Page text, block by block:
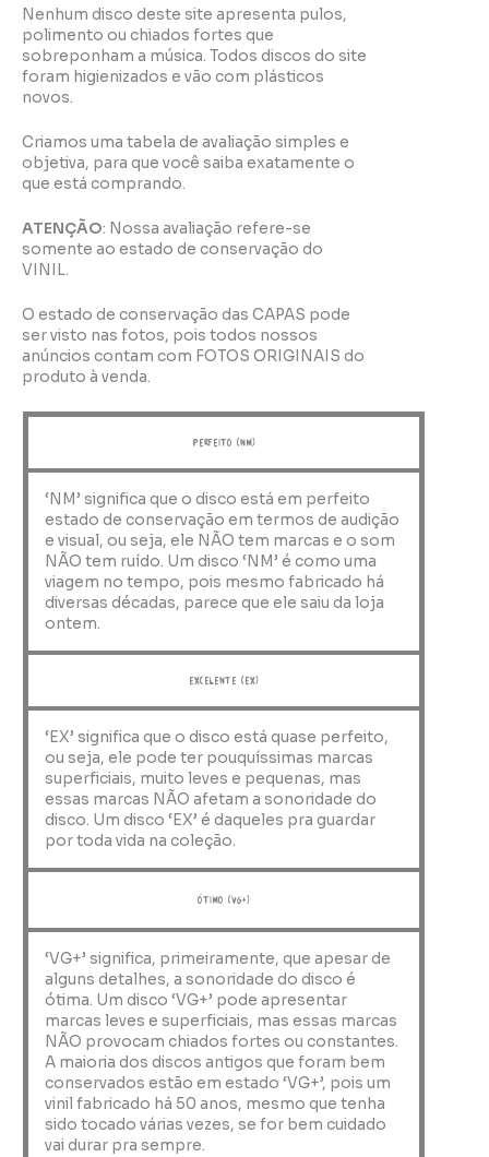
Nenhum disco deste site apresenta pulos,
polimento ou chiados fortes que
sobreponham a música. Todos discos do site
foram higienizados e vão com plásticos
novos.
Criamos uma tabela de avaliação simples e
objetiva, para que você saiba exatamente o
que está comprando.
ATENÇÃO: Nossa avaliação refere-se
somente ao estado de conservação do
VINIL.
O estado de conservação das CAPAS pode
ser visto nas fotos, pois todos nossos
anúncios contam com FOTOS ORIGINAIS do
produto à venda.
perfeito (NM)
‘NM’ significa que o disco está em perfeito
estado de conservação em termos de audição
e visual, ou seja, ele NÃO tem marcas e o som
NÃO tem ruído. Um disco ‘NM’ é como uma
viagem no tempo, pois mesmo fabricado há
diversas décadas, parece que ele saiu da loja
ontem.
Excelente (EX)
‘EX’ significa que o disco está quase perfeito,
ou seja, ele pode ter pouquíssimas marcas
superficiais, muito leves e pequenas, mas
essas marcas NÃO afetam a sonoridade do
disco. Um disco ‘EX’ é daqueles pra guardar
por toda vida na coleção.
ótimo (VG+)
‘VG+’ significa, primeiramente, que apesar de
alguns detalhes, a sonoridade do disco é
ótima. Um disco ‘VG+’ pode apresentar
marcas leves e superficiais, mas essas marcas
NÃO provocam chiados fortes ou constantes.
A maioria dos discos antigos que foram bem
conservados estão em estado ‘VG+’, pois um
vinil fabricado há 50 anos, mesmo que tenha
sido tocado várias vezes, se for bem cuidado
vai durar pra sempre.